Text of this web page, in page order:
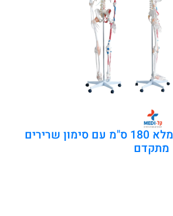
שלד גוף אדם מלא 180 ס"מ עם סימון שרירים
מתקדם